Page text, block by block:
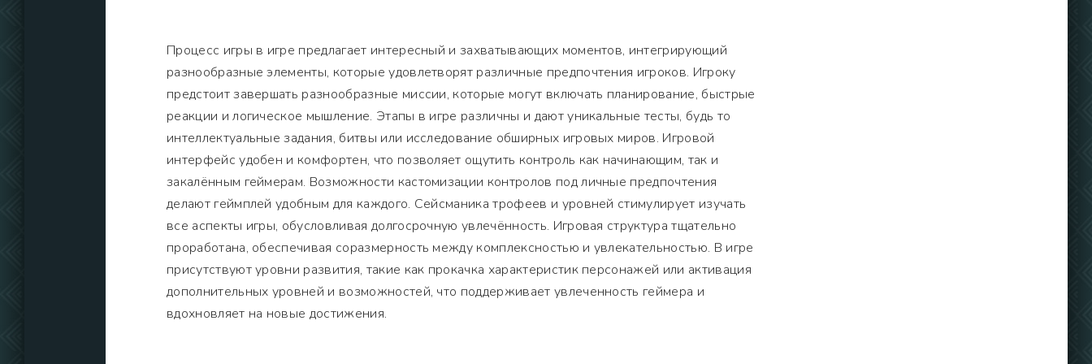
Процесс игры в игре предлагает интересный и захватывающих моментов, интегрирующий
разнообразные элементы, которые удовлетворят различные предпочтения игроков. Игроку
предстоит завершать разнообразные миссии, которые могут включать планирование, быстрые
реакции и логическое мышление. Этапы в игре различны и дают уникальные тесты, будь то
интеллектуальные задания, битвы или исследование обширных игровых миров. Игровой
интерфейс удобен и комфортен, что позволяет ощутить контроль как начинающим, так и
закалённым геймерам. Возможности кастомизации контролов под личные предпочтения
делают геймплей удобным для каждого. Сейсманика трофеев и уровней стимулирует изучать
все аспекты игры, обусловливая долгосрочную увлечённость. Игровая структура тщательно
проработана, обеспечивая соразмерность между комплексностью и увлекательностью. В игре
присутствуют уровни развития, такие как прокачка характеристик персонажей или активация
дополнительных уровней и возможностей, что поддерживает увлеченность геймера и
вдохновляет на новые достижения.